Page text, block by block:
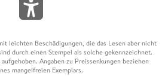
leichten Beschädigungen, die das Lesen aber nicht
durch einen Stempel als solche gekennzeichnet.
Angaben zu Preissenkungen beziehen
mangelfreien Exemplars.